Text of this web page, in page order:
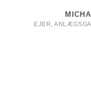
EJER,